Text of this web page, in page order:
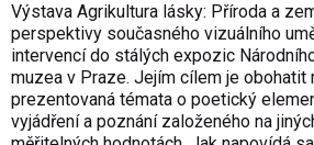
Výstava Agrikultura lásky: Příroda a
perspektivy současného vizuálního
intervencí do stálých expozic
muzea v Praze. Jejím cílem je obohatit
prezentovaná témata o poetický
vyjádření a poznání založeného na